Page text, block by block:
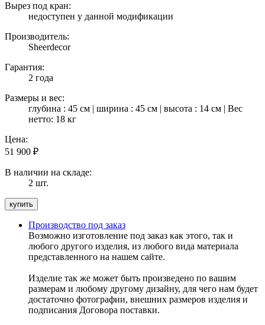
Вырез под кран:
недоступен у данной модификации
Производитель:
Sheerdecor
Гарантия:
2 года
Размеры и вес:
глубина : 45 см | ширина : 45 см | высота : 14 см | Вес
нетто: 18 кг
Цена:
51 900 ₽
В наличии на складе:
2 шт.
Производство под заказ
Возможно изготовление под заказ как этого, так и
любого другого изделия, из любого вида материала
представленного на нашем сайте.
Изделие так же может быть произведено по вашим
размерам и любому другому дизайну, для чего нам будет
достаточно фотографии, внешних размеров изделия и
подписания Договора поставки.